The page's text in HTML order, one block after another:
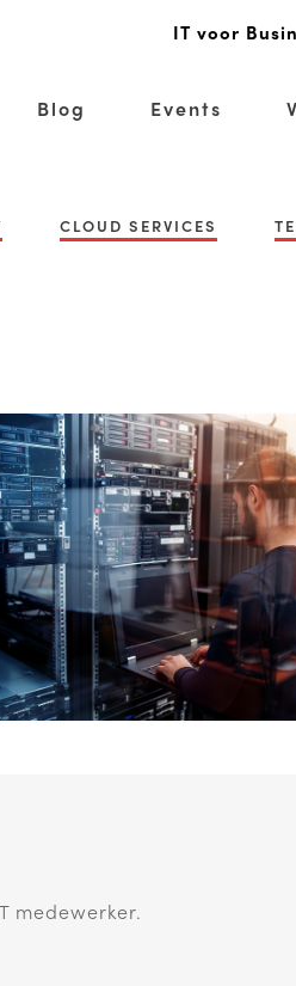
Blog Events
CLOUD SERVICES
IT voor
medewerker.